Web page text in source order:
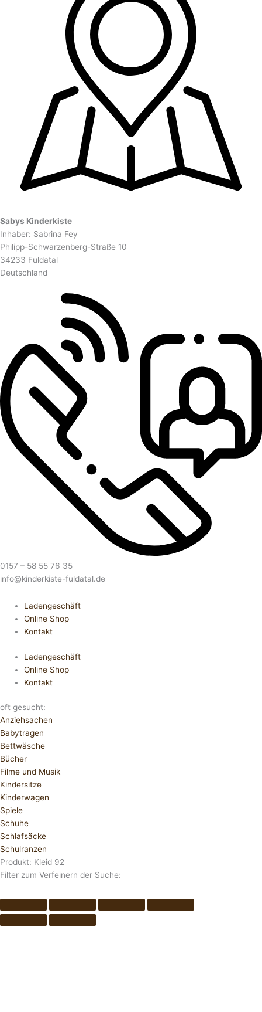
Sabys Kinderkiste
Inhaber: Sabrina Fey
Philipp-Schwarzenberg-Straße 10
34233 Fuldatal
Deutschland
0157 – 58 55 76 35
info@kinderkiste-fuldatal.de
Ladengeschäft
Online Shop
Kontakt
Ladengeschäft
Online Shop
Kontakt
oft gesucht:
Anziehsachen
Babytragen
Bettwäsche
Bücher
Filme und Musik
Kindersitze
Kinderwagen
Spiele
Schuhe
Schlafsäcke
Schulranzen
Produkt: Kleid 92
Filter zum Verfeinern der Suche: